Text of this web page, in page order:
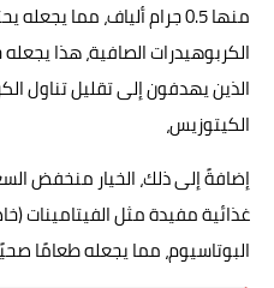
الكربوهيدرات الصافية، هذا
الذين يهدفون إلى تقليل تناول
الكيتوزيس،
إضافةً إلى ذلك، الخيار منخفض
غذائية مفيدة مثل الفيتامينات
البوتاسيوم، مما يجعله طعامًا